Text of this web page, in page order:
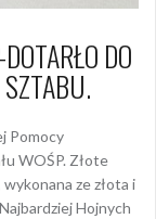
DO
Pomocy
WOŚP. Złote
ze złota i
Hojnych